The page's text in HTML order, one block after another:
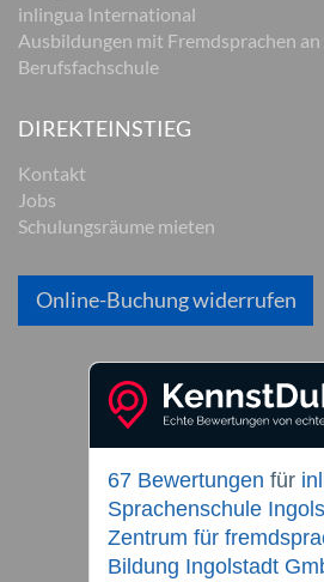
inlingua International
Ausbildungen mit Fremdsprachen
Berufsfachschule
DIREKTEINSTIEG
Kontakt
Jobs
Schulungsräume mieten
Online-Buchung widerrufen
67 Bewertungen für
Sprachenschule
Zentrum für
Bildung Ingolstadt